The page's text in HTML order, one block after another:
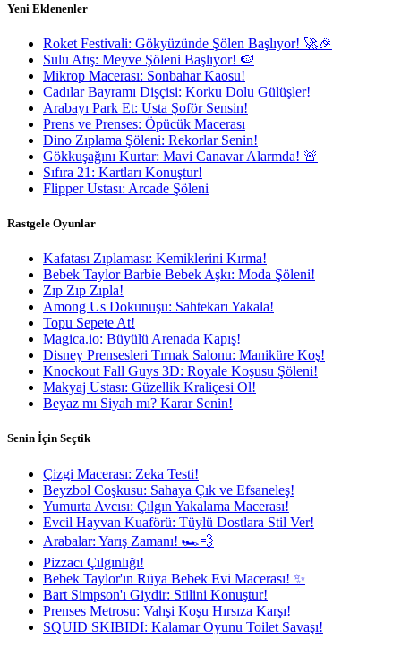
Yeni Eklenenler
Roket Festivali: Gökyüzünde Şölen Başlıyor! 🚀🎉
Sulu Atış: Meyve Şöleni Başlıyor! 🍉
Mikrop Macerası: Sonbahar Kaosu!
Cadılar Bayramı Dişçisi: Korku Dolu Gülüşler!
Arabayı Park Et: Usta Şoför Sensin!
Prens ve Prenses: Öpücük Macerası
Dino Zıplama Şöleni: Rekorlar Senin!
Gökkuşağını Kurtar: Mavi Canavar Alarmda! 🚨
Sıfıra 21: Kartları Konuştur!
Flipper Ustası: Arcade Şöleni
Rastgele Oyunlar
Kafatası Zıplaması: Kemiklerini Kırma!
Bebek Taylor Barbie Bebek Aşkı: Moda Şöleni!
Zıp Zıp Zıpla!
Among Us Dokunuşu: Sahtekarı Yakala!
Topu Sepete At!
Magica.io: Büyülü Arenada Kapış!
Disney Prensesleri Tırnak Salonu: Maniküre Koş!
Knockout Fall Guys 3D: Royale Koşusu Şöleni!
Makyaj Ustası: Güzellik Kraliçesi Ol!
Beyaz mı Siyah mı? Karar Senin!
Senin İçin Seçtik
Çizgi Macerası: Zeka Testi!
Beyzbol Coşkusu: Sahaya Çık ve Efsaneleş!
Yumurta Avcısı: Çılgın Yakalama Macerası!
Evcil Hayvan Kuaförü: Tüylü Dostlara Stil Ver!
Arabalar: Yarış Zamanı! 🏎️💨
Pizzacı Çılgınlığı!
Bebek Taylor'ın Rüya Bebek Evi Macerası! ✨
Bart Simpson'ı Giydir: Stilini Konuştur!
Prenses Metrosu: Vahşi Koşu Hırsıza Karşı!
SQUID SKIBIDI: Kalamar Oyunu Toilet Savaşı!